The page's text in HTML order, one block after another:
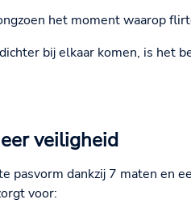
het moment waarop
bij elkaar komen, is het
veiligheid
pasvorm dankzij 7 maten en
voor: